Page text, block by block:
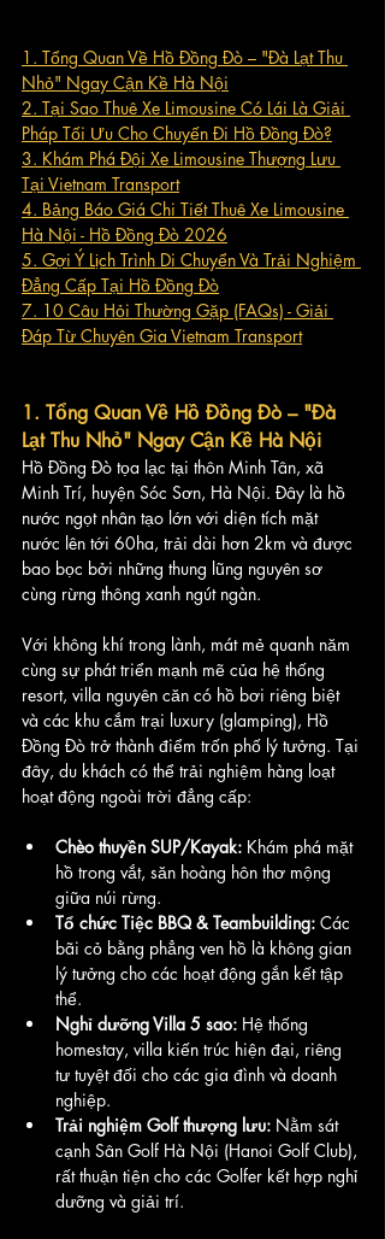
1. Tổng Quan Về Hồ Đồng Đò – "Đà Lạt Thu
Nhỏ" Ngay Cận Kề Hà Nội
2. Tại Sao Thuê Xe Limousine Có Lái Là Giải
Pháp Tối Ưu Cho Chuyến Đi Hồ Đồng Đò?
3. Khám Phá Đội Xe Limousine Thượng Lưu
Tại Vietnam Transport
4. Bảng Báo Giá Chi Tiết Thuê Xe Limousine
Hà Nội - Hồ Đồng Đò 2026
5. Gợi Ý Lịch Trình Di Chuyển Và Trải Nghiệm
Đẳng Cấp Tại Hồ Đồng Đò
7. 10 Câu Hỏi Thường Gặp (FAQs) - Giải
Đáp Từ Chuyên Gia Vietnam Transport
1. Tổng Quan Về Hồ Đồng Đò – "Đà
Lạt Thu Nhỏ" Ngay Cận Kề Hà Nội
Hồ Đồng Đò tọa lạc tại thôn Minh Tân, xã
Minh Trí, huyện Sóc Sơn, Hà Nội. Đây là hồ
nước ngọt nhân tạo lớn với diện tích mặt
nước lên tới 60ha, trải dài hơn 2km và được
bao bọc bởi những thung lũng nguyên sơ
cùng rừng thông xanh ngút ngàn.
Với không khí trong lành, mát mẻ quanh năm
cùng sự phát triển mạnh mẽ của hệ thống
resort, villa nguyên căn có hồ bơi riêng biệt
và các khu cắm trại luxury (glamping), Hồ
Đồng Đò trở thành điểm trốn phố lý tưởng. Tại
đây, du khách có thể trải nghiệm hàng loạt
hoạt động ngoài trời đẳng cấp:
Chèo thuyền SUP/Kayak: Khám phá mặt
hồ trong vắt, săn hoàng hôn thơ mộng
giữa núi rừng.
Tổ chức Tiệc BBQ & Teambuilding: Các
bãi cỏ bằng phẳng ven hồ là không gian
lý tưởng cho các hoạt động gắn kết tập
thể.
Nghỉ dưỡng Villa 5 sao: Hệ thống
homestay, villa kiến trúc hiện đại, riêng
tư tuyệt đối cho các gia đình và doanh
nghiệp.
Trải nghiệm Golf thượng lưu: Nằm sát
cạnh Sân Golf Hà Nội (Hanoi Golf Club),
rất thuận tiện cho các Golfer kết hợp nghỉ
dưỡng và giải trí.